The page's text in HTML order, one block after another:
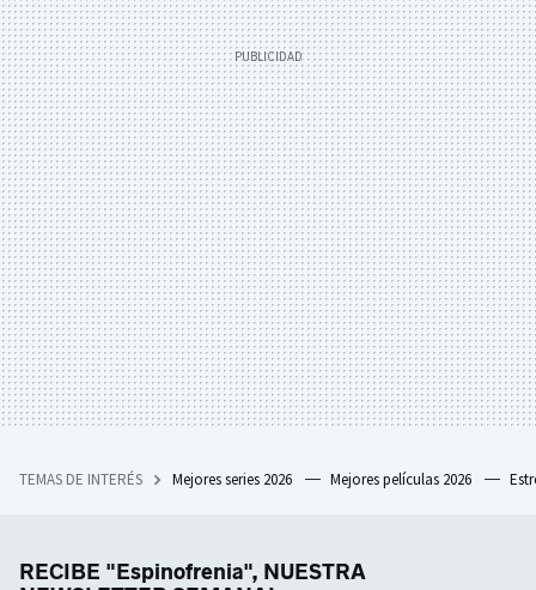
TEMAS DE INTERÉS Mejores series 2026 Mejores películas 2026
RECIBE "Espinofrenia", NUESTRA